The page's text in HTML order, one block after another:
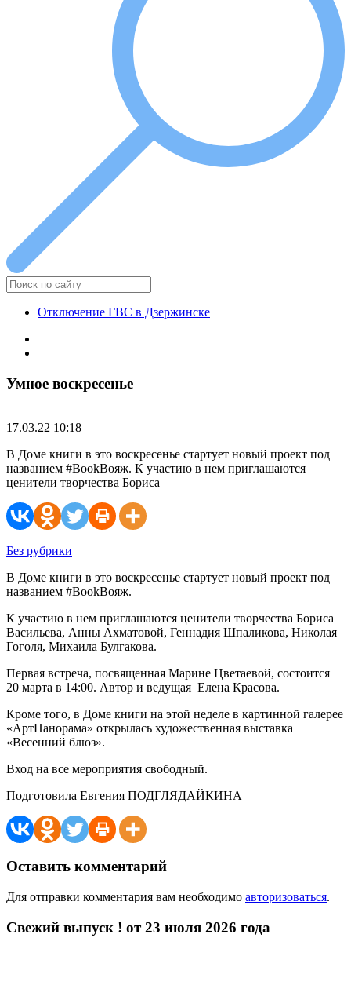
Отключение ГВС в Дзержинске
Умное воскресенье
17.03.22 10:18
В Доме книги в это воскресенье стартует новый проект под
названием #BookВояж. К участию в нем приглашаются
ценители творчества Бориса
Без рубрики
В Доме книги в это воскресенье стартует новый проект под
названием #BookВояж.
К участию в нем приглашаются ценители творчества Бориса
Васильева, Анны Ахматовой, Геннадия Шпаликова, Николая
Гоголя, Михаила Булгакова.
Первая встреча, посвященная Марине Цветаевой, состоится
20 марта в 14:00. Автор и ведущая ­ Елена Красова.
Кроме того, в Доме книги на этой неделе в картинной галерее
«Арт­Панорама» открылась художественная выставка
«Весенний блюз».
Вход на все мероприятия свободный.
Подготовила Евгения ПОДГЛЯДАЙКИНА
Оставить комментарий
Для отправки комментария вам необходимо авторизоваться.
Свежий выпуск ! от 23 июля 2026 года